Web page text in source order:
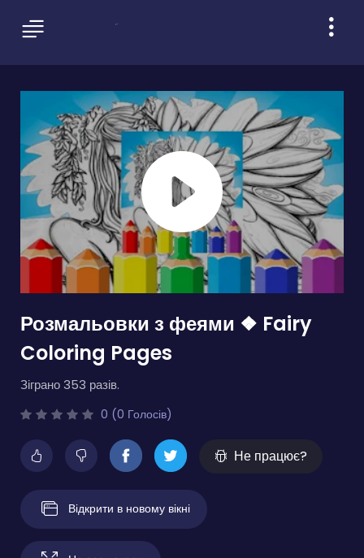
Розмальовки з феями ❖ Fairy
Coloring Pages
Зіграно 353 разів.
0 (0 Голосів)
Не працює?
Відкрити в новому вікні